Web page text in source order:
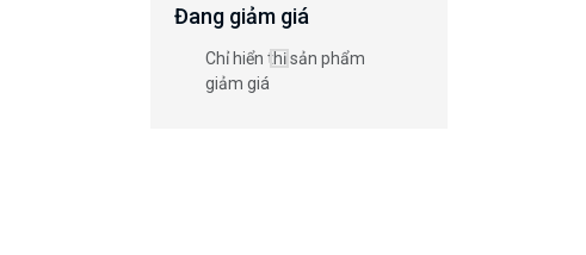
Đang giảm giá
Chỉ hiển thị sản phẩm
giảm giá